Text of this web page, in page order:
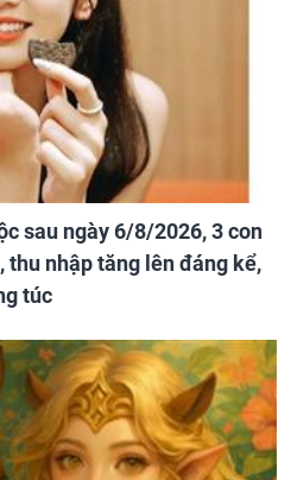
sau ngày 6/8/2026, 3 con
thu nhập tăng lên đáng kể,
túc